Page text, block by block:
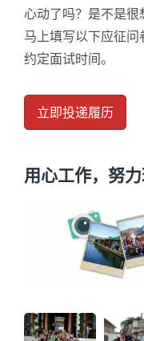
心动了吗？是不是很
马上填写以下应征
约定面试时间。
立即投递履历
用心工作，努